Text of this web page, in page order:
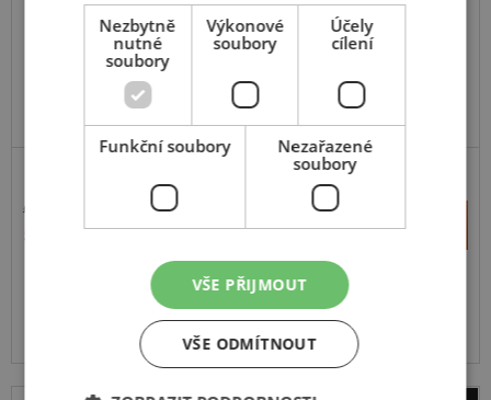
200 60 R17
80W
TL,R
9 932 Kč
5 345 Kč
+
SKLADEM Expedujeme ještě dnes
Na prodejně v Opavě 1 ks.
Centrální sklad 20 ks.
Nezbytně
nutné
soubory
Výkonové
soubory
Účely
cílení
Funkční soubory
Nezařazené
soubory
VŠE PŘIJMOUT
VŠE ODMÍTNOUT